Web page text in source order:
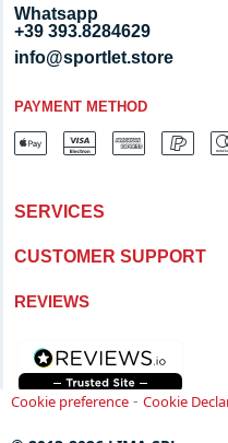
Whatsapp
+39 393.8284629
info@sportlet.store
PAYMENT METHOD
SERVICES
CUSTOMER SUPPORT
REVIEWS
Cookie preference - Cookie